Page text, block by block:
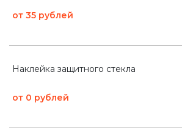
от 35 рублей
Наклейка защитного стекла
от 0 рублей